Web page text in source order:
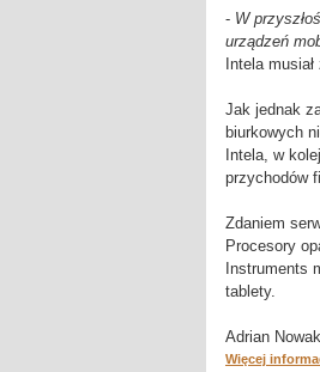
- W
urządzeń
Intela
Jak jednak
biurkowych
Intela, w
przychodów
Zdaniem
Procesory
Instruments
tablety.
Adrian Nowak
Więcej